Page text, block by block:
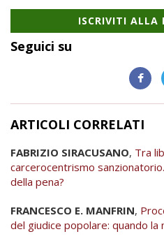
ISCRIVITI ALLA
Seguici su
ARTICOLI CORRELATI
FABRIZIO SIRACUSANO, Tra
carcerocentrismo
della pena?
FRANCESCO E. MANFRIN,
del giudice popolare: quando